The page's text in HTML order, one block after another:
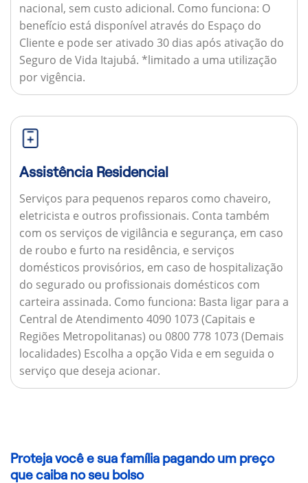
nacional, sem custo adicional. Como funciona: O
benefício está disponível através do Espaço do
Cliente e pode ser ativado 30 dias após ativação do
Seguro de Vida Itajubá. *limitado a uma utilização
por vigência.
Assistência Residencial
Serviços para pequenos reparos como chaveiro,
eletricista e outros profissionais. Conta também
com os serviços de vigilância e segurança, em caso
de roubo e furto na residência, e serviços
domésticos provisórios, em caso de hospitalização
do segurado ou profissionais domésticos com
carteira assinada. Como funciona: Basta ligar para a
Central de Atendimento 4090 1073 (Capitais e
Regiões Metropolitanas) ou 0800 778 1073 (Demais
localidades) Escolha a opção Vida e em seguida o
serviço que deseja acionar.
Proteja você e sua família pagando um preço
que caiba no seu bolso